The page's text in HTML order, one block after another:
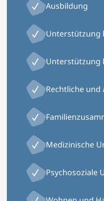
Ausbildung
Unterstützung
Unterstützung
Rechtliche
Medizinische
Psychosoziale